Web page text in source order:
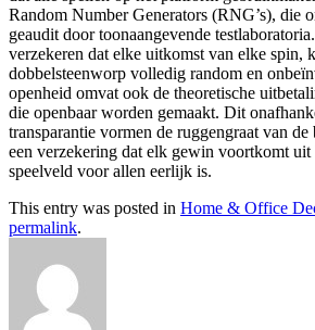
Random Number Generators (RNG’s), die
geaudit door toonaangevende
verzekeren dat elke uitkomst van elke spin,
dobbelsteenworp volledig random en
openheid omvat ook de theoretische
die openbaar worden gemaakt. Dit
transparantie vormen de ruggengraat van de
een verzekering dat elk gewin voortkomt
speelveld voor allen eerlijk is.
This entry was posted in Home & Office
permalink.